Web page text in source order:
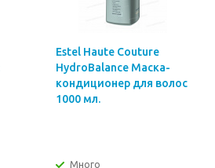
Estel Haute Couture
HydroBalance Маска-
кондиционер для волос
1000 мл.
Много